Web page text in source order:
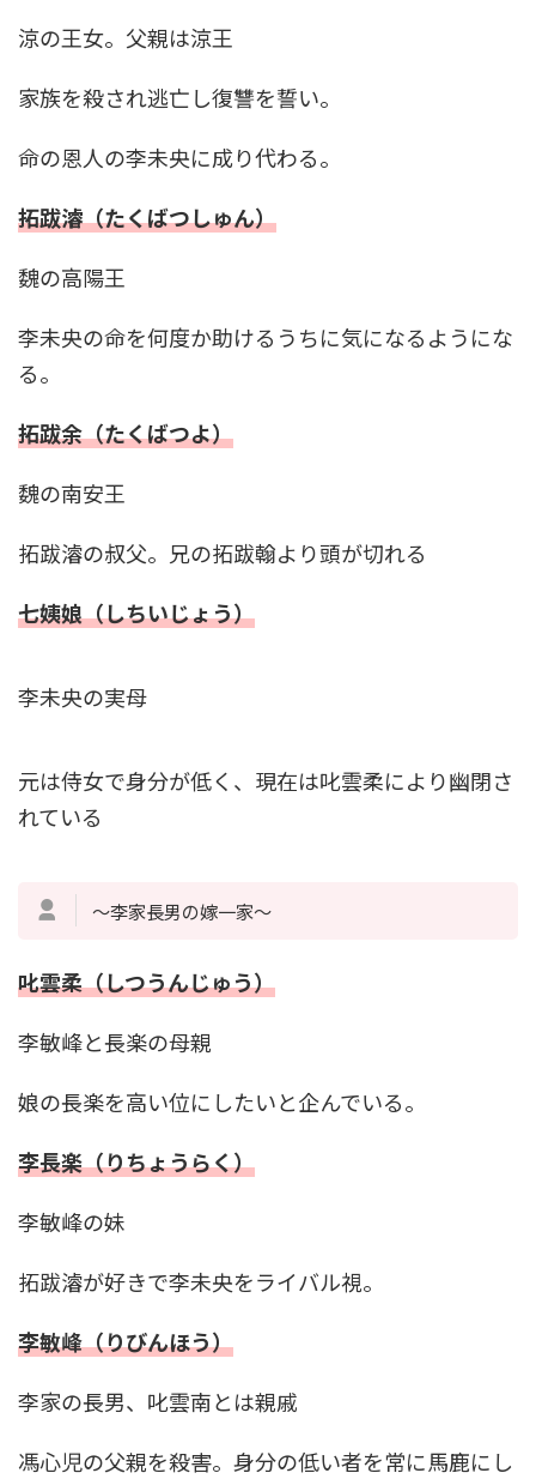
涼の王女。父親は涼王
家族を殺され逃亡し復讐を誓い。
命の恩人の李未央に成り代わる。
拓跋濬（たくばつしゅん）
魏の高陽王
李未央の命を何度か助けるうちに気になるようにな
る。
拓跋余（たくばつよ）
魏の南安王
拓跋濬の叔父。兄の拓跋翰より頭が切れる
七姨娘（しちいじょう）
李未央の実母
元は侍女で身分が低く、現在は叱雲柔により幽閉さ
れている
～李家長男の嫁一家～
叱雲柔（しつうんじゅう）
李敏峰と長楽の母親
娘の長楽を高い位にしたいと企んでいる。
李長楽（りちょうらく）
李敏峰の妹
拓跋濬が好きで李未央をライバル視。
李敏峰（りびんほう）
李家の長男、叱雲南とは親戚
馮心児の父親を殺害。身分の低い者を常に馬鹿にし